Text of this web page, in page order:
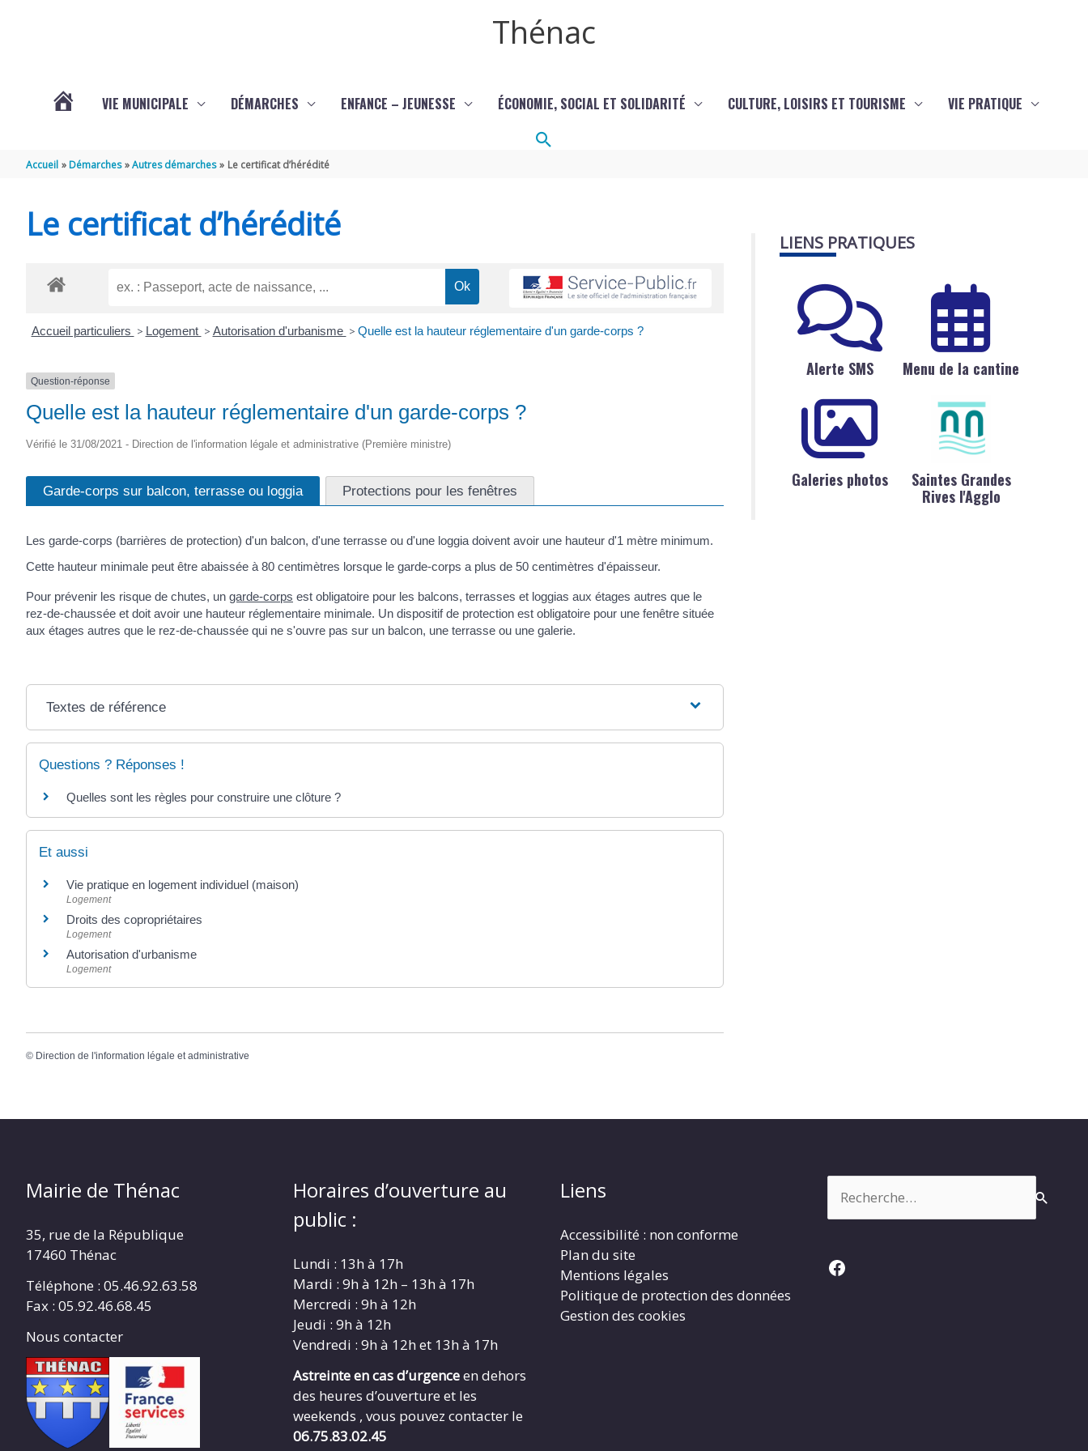
Thénac
THÉNAC
VIE MUNICIPALE DÉMARCHES ENFANCE – JEUNESSE ÉCONOMIE, SOCIAL ET SOLIDARITÉ CULTURE, LOISIRS ET TOURISME VIE PRATIQUE
Rechercher
Accueil Démarches Autres démarches Le certificat d’hérédité
Le certificat d’hérédité
Accueil particuliers > Logement > Autorisation d'urbanisme > Quelle est la hauteur réglementaire d'un garde-corps ?
Question-réponse
Quelle est la hauteur réglementaire d'un garde-corps ?
Vérifié le 31/08/2021 - Direction de l'information légale et administrative (Première ministre)
Garde-corps sur balcon, terrasse ou loggia Protections pour les fenêtres
Les garde-corps (barrières de protection) d'un balcon, d'une terrasse ou d'une loggia doivent avoir une hauteur d'1 mètre minimum.
Cette hauteur minimale peut être abaissée à 80 centimètres lorsque le garde-corps a plus de 50 centimètres d'épaisseur.
Pour prévenir les risque de chutes, un garde-corps est obligatoire pour les balcons, terrasses et loggias aux étages autres que le
rez-de-chaussée et doit avoir une hauteur réglementaire minimale. Un dispositif de protection est obligatoire pour une fenêtre située
aux étages autres que le rez-de-chaussée qui ne s'ouvre pas sur un balcon, une terrasse ou une galerie.
Textes de référence
Questions ? Réponses !
Quelles sont les règles pour construire une clôture ?
Et aussi
Vie pratique en logement individuel (maison)
Logement
Droits des copropriétaires
Logement
Autorisation d'urbanisme
Logement
© Direction de l'information légale et administrative
LIENS PRATIQUES
Alerte SMS Menu de la cantine
Galeries photos
Saintes Grandes
Rives l'Agglo
Mairie de Thénac
35, rue de la République
17460 Thénac
Téléphone : 05.46.92.63.58
Fax : 05.92.46.68.45
Nous contacter
Horaires d’ouverture au
public :
Lundi : 13h à 17h
Mardi : 9h à 12h – 13h à 17h
Mercredi : 9h à 12h
Jeudi : 9h à 12h
Vendredi : 9h à 12h et 13h à 17h
Astreinte en cas d’urgenceen dehors
des heures d’ouverture et les
weekends , vous pouvez contacter le
06.75.83.02.45
Liens
Accessibilité : non conforme
Plan du site
Mentions légales
Politique de protection des données
Gestion des cookies
Facebook